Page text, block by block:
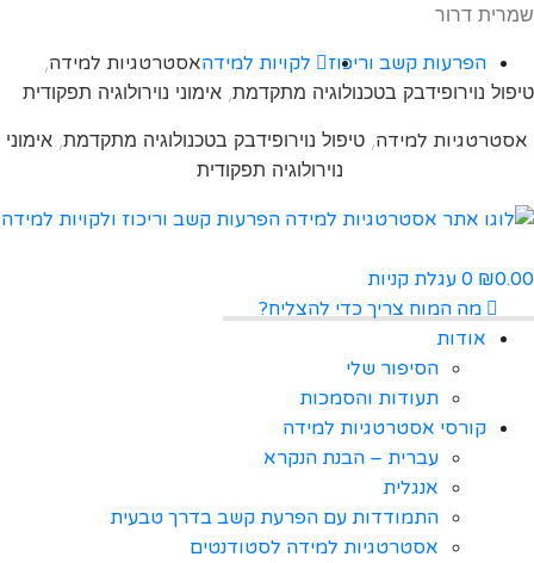
שמרית דרור
הפרעות קשב וריכוז לקויות למידהאסטרטגיות למידה,
טיפול נוירופידבק בטכנולוגיה מתקדמת, אימוני נוירולוגיה תפקודית
אסטרטגיות למידה, טיפול נוירופידבק בטכנולוגיה מתקדמת, אימוני
נוירולוגיה תפקודית
₪0.00
0 עגלת קניות
מה המוח צריך כדי להצליח?
אודות
הסיפור שלי
תעודות והסמכות
קורסי אסטרטגיות למידה
עברית – הבנת הנקרא
אנגלית
התמודדות עם הפרעת קשב בדרך טבעית
אסטרטגיות למידה לסטודנטים